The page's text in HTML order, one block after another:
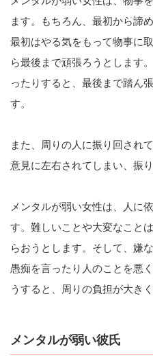
ます。もちろん、最初から諦
最初はやる気をもって物事に
ら最後まで頑張ろうとします
ったりすると、最後まで踏ん
す。
また、周りの人に振り回され
意見に左右されてしまい、振
メンタルが弱い女性は、人に
す。難しいことや大変なこと
らおうとします。そして、嫌
愚痴を言ったり人のことを悪
うすると、周りの負担が大き
メンタルが弱い彼氏